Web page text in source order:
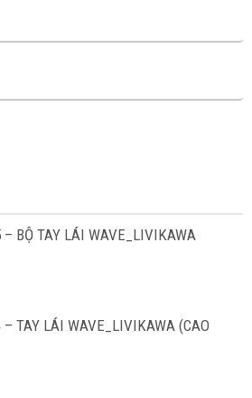
BỘ TAY LÁI WAVE_LIVIKAWA
TAY LÁI WAVE_LIVIKAWA (CAO